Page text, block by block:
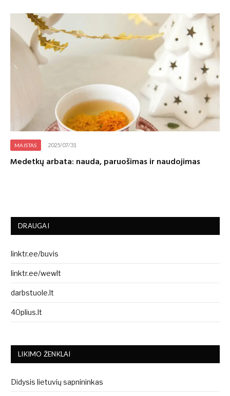
MAISTAS 2025/07/31
Medetkų arbata: nauda, paruošimas ir naudojimas
DRAUGAI
linktr.ee/buvis
linktr.ee/wewlt
darbstuole.lt
40plius.lt
LIKIMO ŽENKLAI
Didysis lietuvių sapnininkas